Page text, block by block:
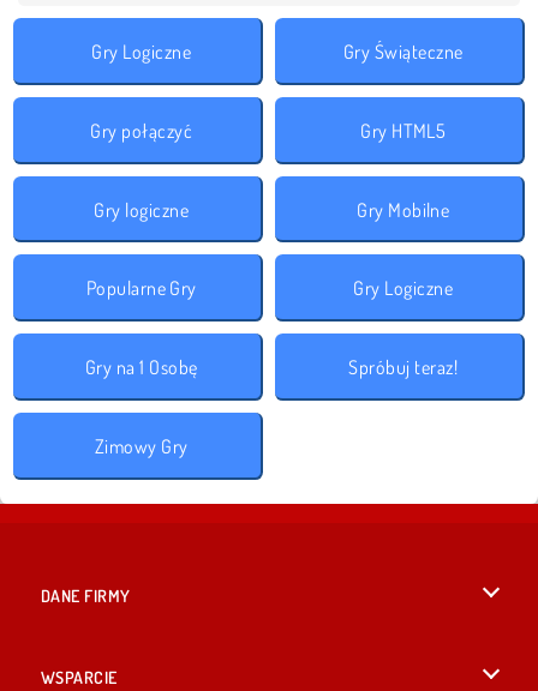
Gry Logiczne Gry Świąteczne
Gry połączyć Gry HTML5
Gry logiczne Gry Mobilne
Popularne Gry Gry Logiczne
Gry na 1 Osobę Spróbuj teraz!
Zimowy Gry
DANE FIRMY
WSPARCIE